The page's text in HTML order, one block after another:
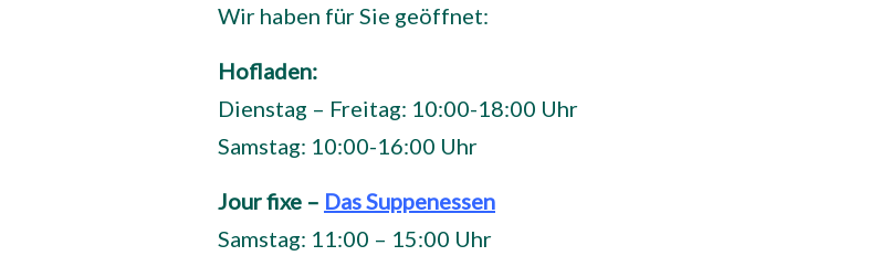
Wir haben für Sie geöffnet:
Hofladen:
Dienstag – Freitag: 10:00-18:00 Uhr
Samstag: 10:00-16:00 Uhr
Jour fixe – Das Suppenessen
Samstag: 11:00 – 15:00 Uhr